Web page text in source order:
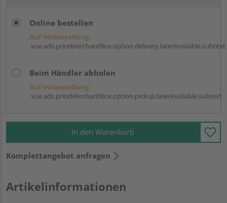
Online bestellen
Auf Vorbestellung:
vue.ads.priceMerchantBox.option.delivery.laterAvailable.subtext
Beim Händler abholen
Auf Vorbestellung:
vue.ads.priceMerchantBox.option.pickup.laterAvailable.subtext
In den Warenkorb
Komplettangebot anfragen
Artikelinformationen